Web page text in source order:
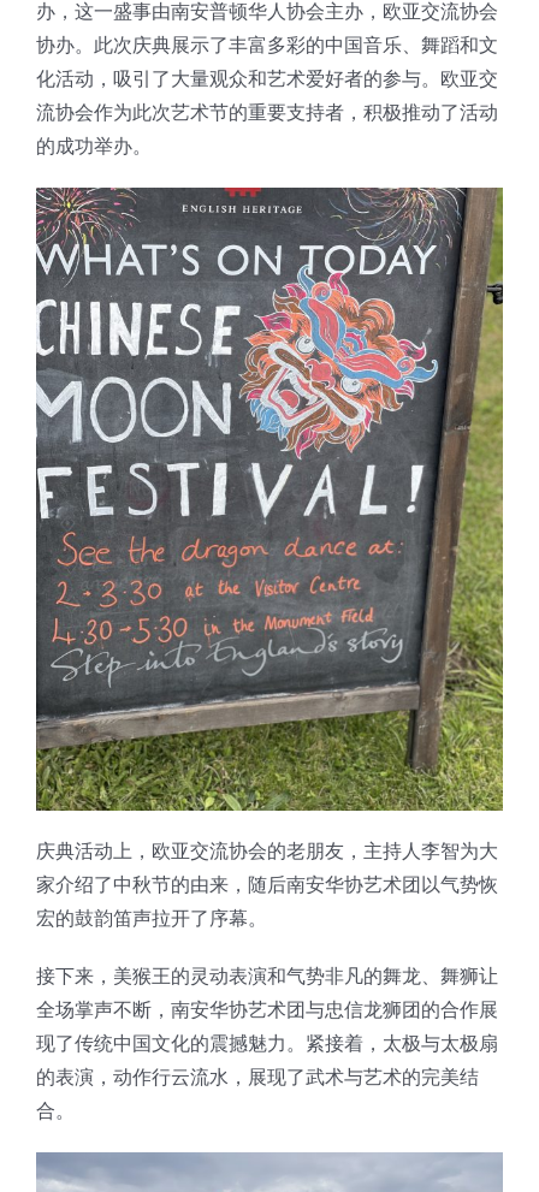
办，这一盛事由南安普顿华人协会主办，欧亚交流协会
协办。此次庆典展示了丰富多彩的中国音乐、舞蹈和文
化活动，吸引了大量观众和艺术爱好者的参与。欧亚交
流协会作为此次艺术节的重要支持者，积极推动了活动
的成功举办。
庆典活动上，欧亚交流协会的老朋友，主持人李智为大
家介绍了中秋节的由来，随后南安华协艺术团以气势恢
宏的鼓韵笛声拉开了序幕。
接下来，美猴王的灵动表演和气势非凡的舞龙、舞狮让
全场掌声不断，南安华协艺术团与忠信龙狮团的合作展
现了传统中国文化的震撼魅力。紧接着，太极与太极扇
的表演，动作行云流水，展现了武术与艺术的完美结
合。